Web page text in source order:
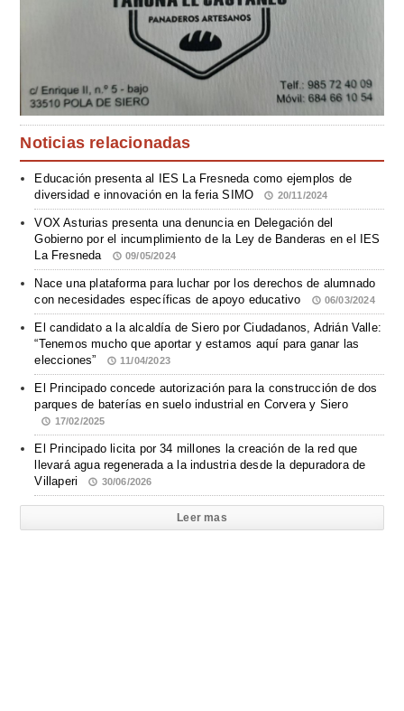
Noticias relacionadas
Educación presenta al IES La Fresneda como ejemplos de
diversidad e innovación en la feria SIMO
20/11/2024
VOX Asturias presenta una denuncia en Delegación del
Gobierno por el incumplimiento de la Ley de Banderas en el IES
La Fresneda
09/05/2024
Nace una plataforma para luchar por los derechos de alumnado
con necesidades específicas de apoyo educativo
06/03/2024
El candidato a la alcaldía de Siero por Ciudadanos, Adrián Valle:
“Tenemos mucho que aportar y estamos aquí para ganar las
elecciones”
11/04/2023
El Principado concede autorización para la construcción de dos
parques de baterías en suelo industrial en Corvera y Siero
17/02/2025
El Principado licita por 34 millones la creación de la red que
llevará agua regenerada a la industria desde la depuradora de
Villaperi
30/06/2026
Leer mas